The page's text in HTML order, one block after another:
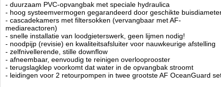
Technische informatie
AquaForest Ocean Guard Aquarium type 790 incl. meubel en sump
Afmeting 150 x 65 x 60hg - sump 90 x 50,5 en 45 hg.
Aquarium 590 ltr.
Kleur: Carbon
Voor verzending buiten nederland gelievecontact op te nemen.
- duurzaam PVC-opvangbak met speciale hydraulica
- hoog systeemvermogen gegarandeerd door geschikte
- cascadekamers met filtersokken (vervangbaar met AF-
mediareactoren)
- snelle installatie van loodgieterswerk, geen lijmen nodig!
- noodpijp (revisie) en kwaliteitsafsluiter voor nauwkeurige afstelling
- zelfnivellerende, stille downflow
- afneembaar, eenvoudig te reinigen overlooprooster
- terugslagklep voorkomt dat water in de opvangbak stroomt
- leidingen voor 2 retourpompen in twee grootste AF OceanGuard